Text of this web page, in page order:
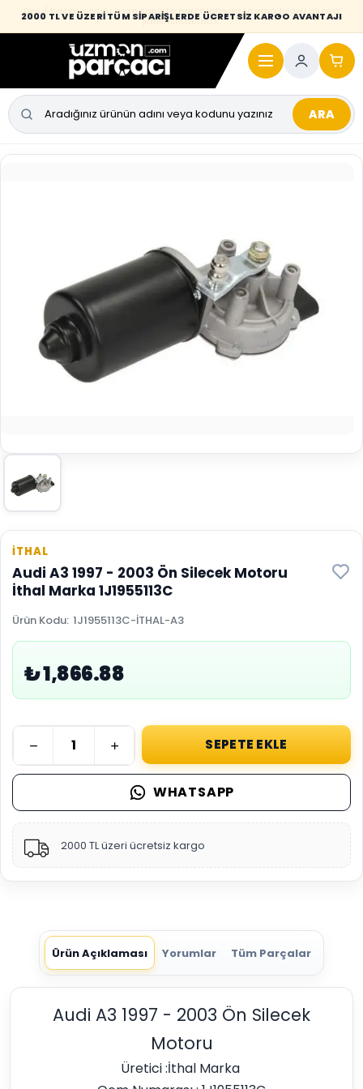
2000 TL VE ÜZERİ TÜM SİPARİŞLERDE ÜCRETSİZ KARGO AVANTAJI
Desi / hacim sınırını aşan kaporta parçalarında taşıma bedeli alıcıya
yansıtılmaktadır.
ARA
İTHAL
Audi A3 1997 - 2003 Ön Silecek Motoru
İthal Marka 1J1955113C
Ürün Kodu: 1J1955113C-İTHAL-A3
₺ 1,866.88
SEPETE EKLE
WHATSAPP
2000 TL üzeri ücretsiz kargo
Ürün Açıklaması Yorumlar Tüm Parçalar
Audi A3 1997 - 2003 Ön Silecek
Motoru
Üretici :İthal Marka